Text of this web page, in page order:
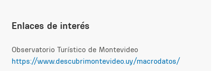
Enlaces de interés
Observatorio Turístico de Montevideo
https://www.descubrimontevideo.uy/macrodatos/